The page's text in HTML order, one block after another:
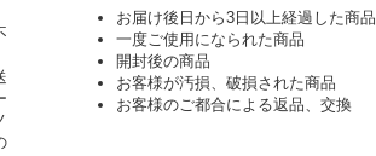
お届け後日から3日以上経過した商品
一度ご使用になられた商品
開封後の商品
お客様が汚損、破損された商品
お客様のご都合による返品、交換